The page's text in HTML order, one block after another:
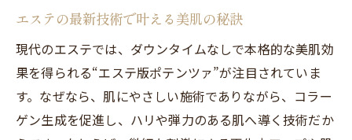
エステの最新技術で叶える美肌の秘訣
現代のエステでは、ダウンタイムなしで本格的な美肌効
果を得られる“エステ版ポテンツァ”が注目されていま
す。なぜなら、肌にやさしい施術でありながら、コラー
ゲン生成を促進し、ハリや弾力のある肌へ導く技術だか